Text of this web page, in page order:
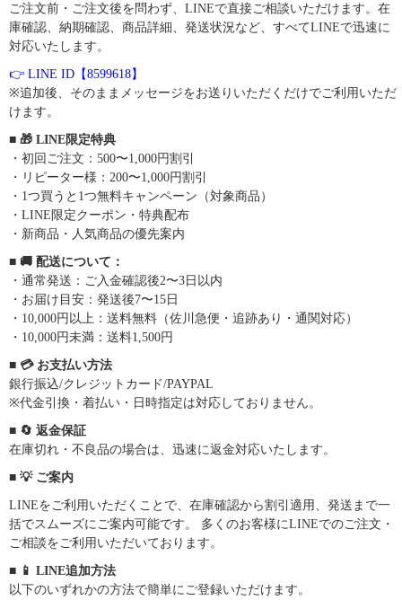
ご注文前・ご注文後を問わず、LINEで直接ご相談いただけます。在
庫確認、納期確認、商品詳細、発送状況など、すべてLINEで迅速に
対応いたします。
👉 LINE ID【8599618】
※追加後、そのままメッセージをお送りいただくだけでご利用いただ
けます。
■ 🎁 LINE限定特典
・初回ご注文：500〜1,000円割引
・リピーター様：200〜1,000円割引
・1つ買うと1つ無料キャンペーン（対象商品）
・LINE限定クーポン・特典配布
・新商品・人気商品の優先案内
■ 🚚 配送について：
・通常発送：ご入金確認後2〜3日以内
・お届け目安：発送後7〜15日
・10,000円以上：送料無料（佐川急便・追跡あり・通関対応）
・10,000円未満：送料1,500円
■ 💳 お支払い方法
銀行振込/クレジットカード/PAYPAL
※代金引換・着払い・日時指定は対応しておりません。
■ 🔄 返金保証
在庫切れ・不良品の場合は、迅速に返金対応いたします。
■ 💡 ご案内
LINEをご利用いただくことで、在庫確認から割引適用、発送まで一
括でスムーズにご案内可能です。 多くのお客様にLINEでのご注文・
ご相談をご利用いただいております。
■ 📱 LINE追加方法
以下のいずれかの方法で簡単にご登録いただけます。